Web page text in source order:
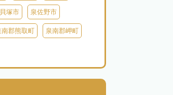
貝塚市 泉佐野市
南郡熊取町 泉南郡岬町